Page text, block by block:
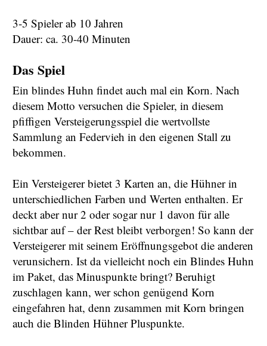
3-5 Spieler ab 10 Jahren
Dauer: ca. 30-40 Minuten
Das Spiel
Ein blindes Huhn findet auch mal ein Korn. Nach
diesem Motto versuchen die Spieler, in diesem
pfiffigen Versteigerungsspiel die wertvollste
Sammlung an Federvieh in den eigenen Stall zu
bekommen.
Ein Versteigerer bietet 3 Karten an, die Hühner in
unterschiedlichen Farben und Werten enthalten. Er
deckt aber nur 2 oder sogar nur 1 davon für alle
sichtbar auf – der Rest bleibt verborgen! So kann der
Versteigerer mit seinem Eröffnungsgebot die anderen
verunsichern. Ist da vielleicht noch ein Blindes Huhn
im Paket, das Minuspunkte bringt? Beruhigt
zuschlagen kann, wer schon genügend Korn
eingefahren hat, denn zusammen mit Korn bringen
auch die Blinden Hühner Pluspunkte.